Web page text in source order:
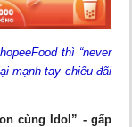
thì “never
mạnh tay chiêu đãi
cùng Idol” - gấp